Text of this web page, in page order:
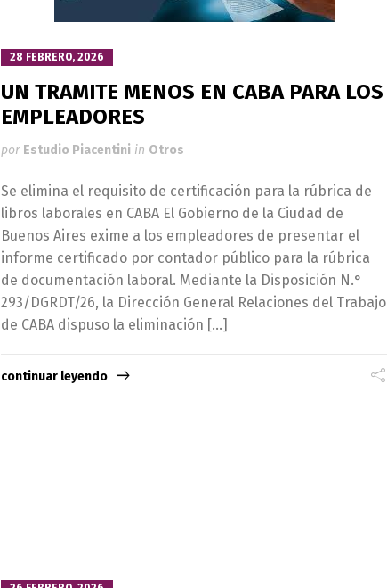
28 FEBRERO, 2026
UN TRAMITE MENOS EN CABA PARA LOS
EMPLEADORES
por Estudio Piacentini in Otros
Se elimina el requisito de certificación para la rúbrica de
libros laborales en CABA El Gobierno de la Ciudad de
Buenos Aires exime a los empleadores de presentar el
informe certificado por contador público para la rúbrica
de documentación laboral. Mediante la Disposición N.°
293/DGRDT/26, la Dirección General Relaciones del Trabajo
de CABA dispuso la eliminación […]
continuar leyendo